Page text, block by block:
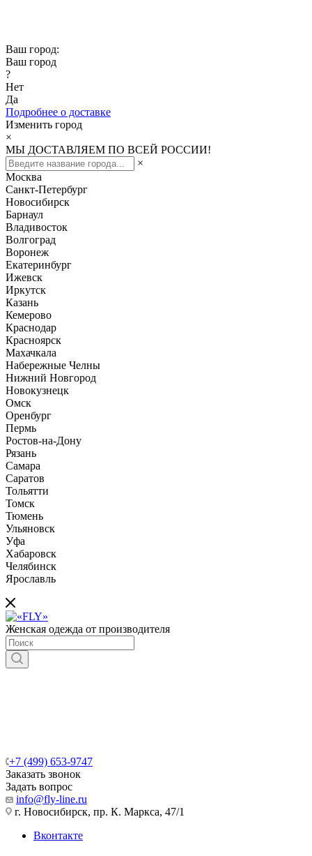
Ваш город:
Ваш город
?
Нет
Да
Подробнее о доставке
Изменить город
×
МЫ ДОСТАВЛЯЕМ ПО ВСЕЙ РОССИИ!
×
Москва
Санкт-Петербург
Новосибирск
Барнаул
Владивосток
Волгоград
Воронеж
Екатеринбург
Ижевск
Иркутск
Казань
Кемерово
Краснодар
Красноярск
Махачкала
Набережные Челны
Нижний Новгород
Новокузнецк
Омск
Оренбург
Пермь
Ростов-на-Дону
Рязань
Самара
Саратов
Тольятти
Томск
Тюмень
Ульяновск
Уфа
Хабаровск
Челябинск
Ярославль
Женская одежда от производителя
+7 (499) 653-9747
Заказать звонок
Задать вопрос
info@fly-line.ru
г. Новосибирск, пр. К. Маркса, 47/1
Вконтакте